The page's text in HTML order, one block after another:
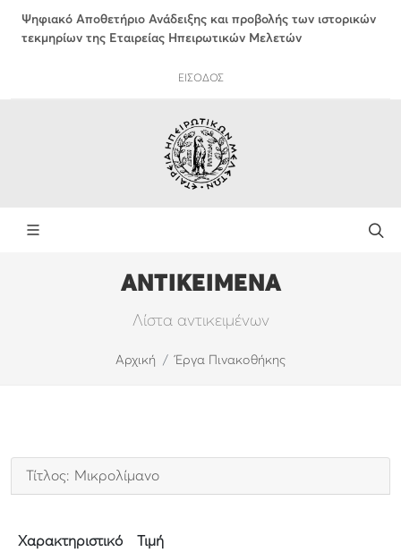
Ψηφιακό Αποθετήριο Ανάδειξης και προβολής των ιστορικών
τεκμηρίων της Εταιρείας Ηπειρωτικών Μελετών
ΕΙΣΟΔΟΣ
ΑΝΤΙΚΕΙΜΕΝΑ
Λίστα αντικειμένων
Αρχική Έργα Πινακοθήκης
Τίτλος: Μικρολίμανο
Χαρακτηριστικό Τιμή